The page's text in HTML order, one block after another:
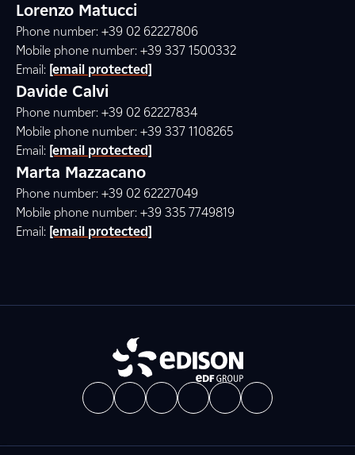
Lorenzo Matucci
Phone number: +39 02 62227806
Mobile phone number: +39 337 1500332
Email: [email protected]
Davide Calvi
Phone number: +39 02 62227834
Mobile phone number: +39 337 1108265
Email: [email protected]
Marta Mazzacano
Phone number: +39 02 62227049
Mobile phone number: +39 335 7749819
Email: [email protected]